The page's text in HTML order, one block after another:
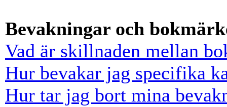
Bevakningar och
Vad är skillnaden mellan
Hur bevakar jag specifika
Hur tar jag bort mina